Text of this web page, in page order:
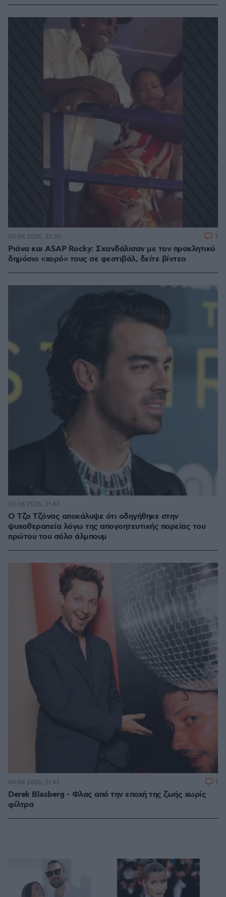
Ριάνα και ASAP Rocky: Σκανδάλισαν με τον προκλητικό
δημόσιο «χορό» τους σε φεστιβάλ, δείτε βίντεο
05.08.2026, 22:30 3
Ο Τζο Τζόνας αποκάλυψε ότι οδηγήθηκε στην
ψυχοθεραπεία λόγω της απογοητευτικής πορείας του
πρώτου του σόλο άλμπουμ
05.08.2026, 21:43
Derek Blasberg - Φλας από την εποχή της ζωής χωρίς
φίλτρα
05.08.2026, 21:42 1